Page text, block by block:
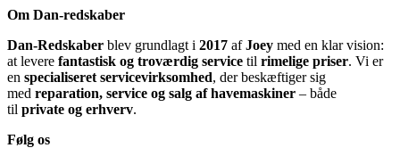
Om Dan-redskaber
Dan-Redskaber blev grundlagt i 2017 afJoey med en klar vision:
at levere fantastisk og troværdig service til rimelige priser. Vi er
en specialiseret servicevirksomhed, der beskæftiger sig
med reparation, service og salg af havemaskiner – både
til private og erhverv.
Følg os